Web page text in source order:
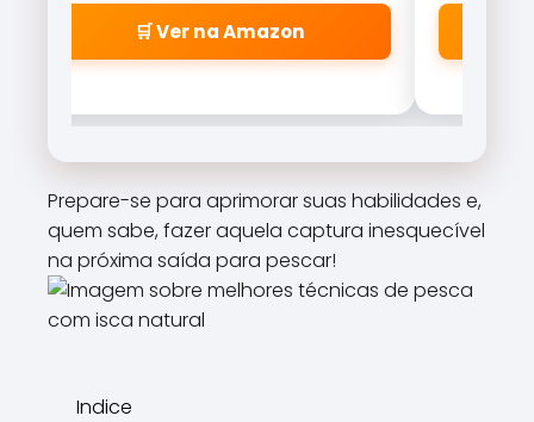
🛒 Ver na Amazon
Prepare-se para aprimorar suas habilidades e,
quem sabe, fazer aquela captura inesquecível
na próxima saída para pescar!
Indice